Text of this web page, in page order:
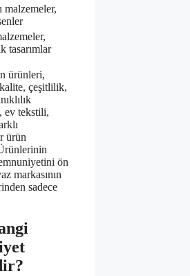
malzemeler,
tasarımlar
ürünleri,
çeşitlilik,
ev tekstili,
ürün
ön
markasının
sadece